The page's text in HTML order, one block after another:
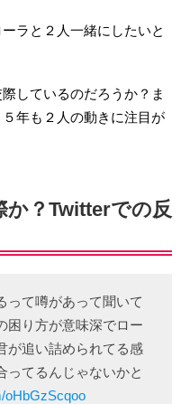
ラと２人一緒にしたいと
しているのだろうか？ま
年も２人の動きに注目が
か？Twitterでの反
って噂があって聞いて
困り方が意味深でロー
が追い詰められてる感
ってるんじゃないかと
oHbGzScqoo